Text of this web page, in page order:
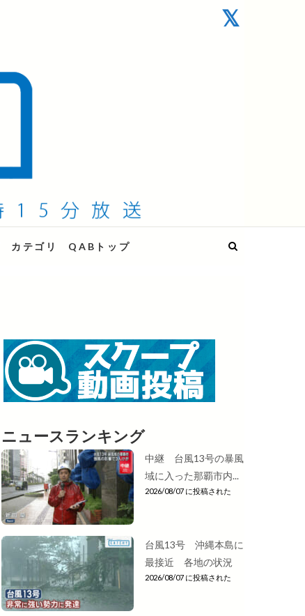
カテゴリ QABトップ
ニュースランキング
中継 台風13号の暴風
域に入った那覇市内...
2026/08/07 に投稿された
台風13号 沖縄本島に
最接近 各地の状況
2026/08/07 に投稿された